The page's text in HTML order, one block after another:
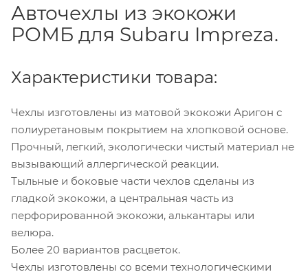
Авточехлы из экокожи
РОМБ для Subaru Impreza.
Характеристики товара:
Чехлы изготовлены из матовой экокожи Аригон с
полиуретановым покрытием на хлопковой основе.
Прочный, легкий, экологически чистый материал не
вызывающий аллергической реакции.
Тыльные и боковые части чехлов сделаны из
гладкой экокожи, а центральная часть из
перфорированной экокожи, алькантары или
велюра.
Более 20 вариантов расцветок.
Чехлы изготовлены со всеми технологическими